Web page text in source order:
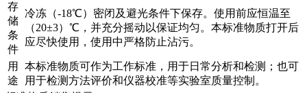
存
储
条
件
冷冻（-18℃）密闭及避光条件下保存。使用前应恒温至
（20±3）℃，并充分摇动以保证均匀。本标准物质打开后
应尽快使用，使用中严格防止沾污。
用
途
本标准物质可作为工作标准，用于日常分析和检测；也可
用于检测方法评价和仪器校准等实验室质量控制。